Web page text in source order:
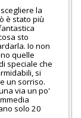
la
è stato più
sto
Io non
quelle
speciale che
si
un sorriso.
via un po'
solo 20